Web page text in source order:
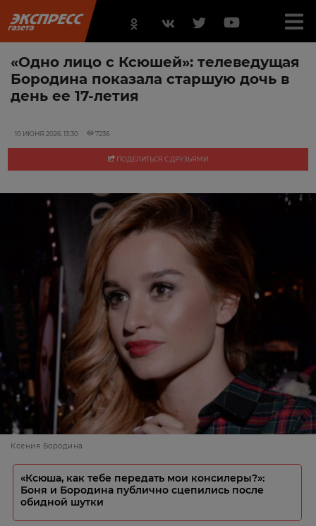
«Одно лицо с Ксюшей»: телеведущая
Бородина показала старшую дочь в
день ее 17-летия
10 ИЮНЯ 2026, 13:30 7236
ПОДЕЛИТЬСЯ С ДРУЗЬЯМИ
Ксения Бородина
«Ксюша, как тебе передать мои консилеры?»:
Боня и Бородина публично сцепились после
обидной шутки